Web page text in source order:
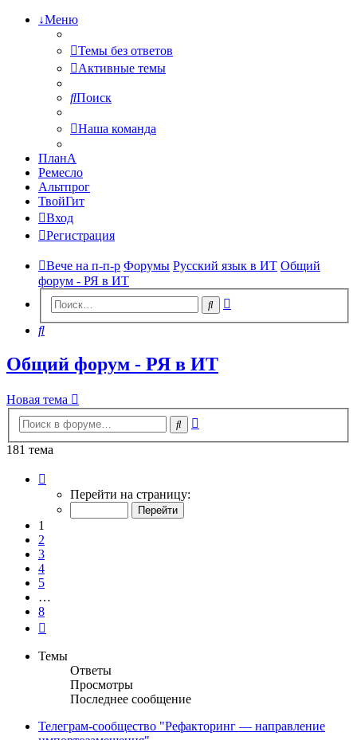
↓Меню
Темы без ответов
Активные темы
Поиск
Наша команда
ПланА
Ремесло
Альтпрог
ТвойГит
Вход
Регистрация
Вече на п-п-р Форумы Русский язык в ИТ Общий
форум - РЯ в ИТ
Поиск
Поиск
Общий форум - РЯ в ИТ
Новая тема
Поиск
181 тема
Перейти на страницу:
1
2
3
4
5
…
8
Темы
Ответы
Просмотры
Последнее сообщение
Телеграм-сообщество "Рефакторинг — направление